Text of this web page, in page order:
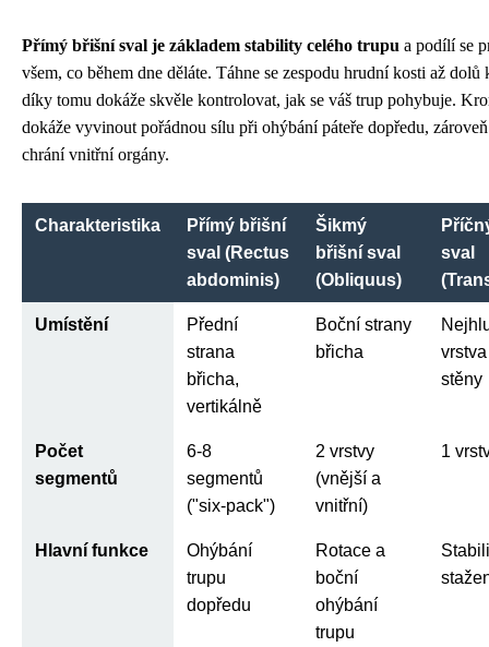
Přímý břišní sval je základem stability celého trupu a podílí se
všem, co během dne děláte. Táhne se zespodu hrudní kosti až dolů
díky tomu dokáže skvěle kontrolovat, jak se váš trup pohybuje.
dokáže vyvinout pořádnou sílu při ohýbání páteře dopředu,
chrání vnitřní orgány.
Charakteristika
Přímý břišní
sval (Rectus
abdominis)
Šikmý
břišní sval
(Obliquus)
sval
Umístění
Přední
strana
břicha,
vertikálně
Boční strany
břicha
stěny
Počet
segmentů
6-8
segmentů
("six-pack")
2 vrstvy
(vnější a
vnitřní)
1
Hlavní funkce
Ohýbání
trupu
dopředu
Rotace a
boční
ohýbání
trupu